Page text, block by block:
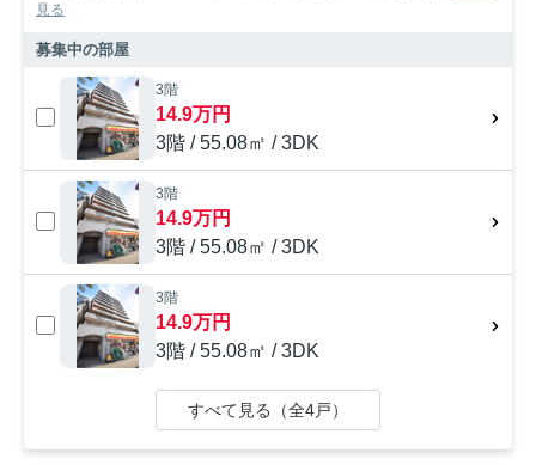
見る
募集中の部屋
3階
14.9万円
3階 / 55.08㎡ / 3DK
3階
14.9万円
3階 / 55.08㎡ / 3DK
3階
14.9万円
3階 / 55.08㎡ / 3DK
すべて見る（全4戸）